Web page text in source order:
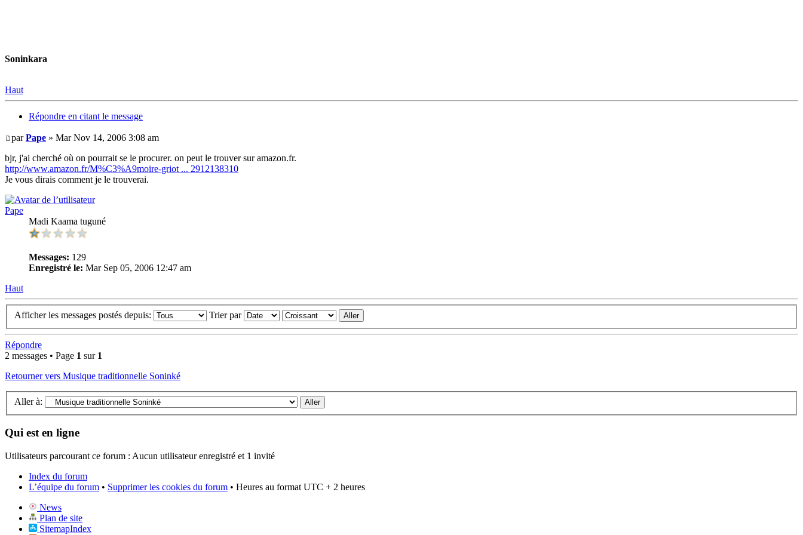
Soninkara
Haut
Répondre en citant le message
parPape » Mar Nov 14, 2006 3:08 am
bjr, j'ai cherché où on pourrait se le procurer. on peut le trouver sur amazon.fr.
http://www.amazon.fr/M%C3%A9moire-griot ... 2912138310
Je vous dirais comment je le trouverai.
Pape
Madi Kaama tuguné
Messages: 129
Enregistré le: Mar Sep 05, 2006 12:47 am
Haut
Afficher les messages postés depuis: Trier par
Répondre
2 messages • Page 1 sur 1
Retourner vers Musique traditionnelle Soninké
Aller à:
Qui est en ligne
Utilisateurs parcourant ce forum : Aucun utilisateur enregistré et 1 invité
Index du forum
L’équipe du forum • Supprimer les cookies du forum • Heures au format UTC + 2 heures
News
Plan de site
SitemapIndex